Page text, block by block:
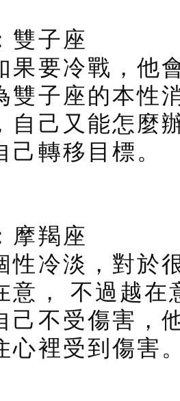
雙子座
果要冷戰，他
雙子座的本性
自己又能怎麼
轉移目標。
摩羯座
性冷淡，對於
意， 不過越
己不受傷害，
心裡受到傷害